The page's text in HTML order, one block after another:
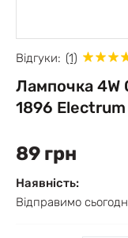
Відгуки: (1)
Лампочка 4W
1896 Electrum
89 грн
Наявність:
Відправимо